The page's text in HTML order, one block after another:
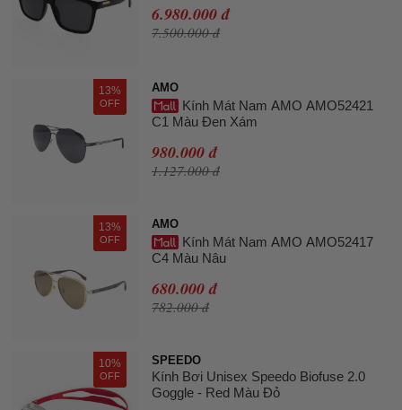
6.980.000 đ
7.500.000 đ
13%
OFF
AMO
Kính Mát Nam AMO AMO52421
C1 Màu Đen Xám
980.000 đ
1.127.000 đ
13%
OFF
AMO
Kính Mát Nam AMO AMO52417
C4 Màu Nâu
680.000 đ
782.000 đ
10%
OFF
SPEEDO
Kính Bơi Unisex Speedo Biofuse 2.0
Goggle - Red Màu Đỏ